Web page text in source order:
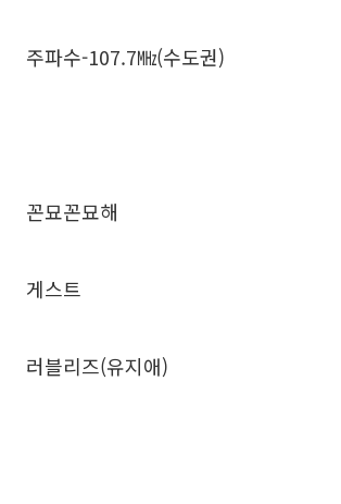
주파수-107.7㎒(수도권)
꼰묘꼰묘해
게스트
러블리즈(유지애)